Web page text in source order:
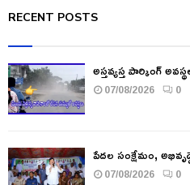
RECENT POSTS
అస్తవ్యస్త పార్కింగ్
07/08/2026 0
పేదల సంక్షేమం,
07/08/2026 0